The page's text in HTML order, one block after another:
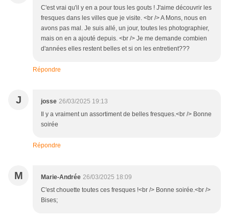
C'est vrai qu'il y en a pour tous les gouts ! J'aime découvrir les
fresques dans les villes que je visite. <br /> A Mons, nous en
avons pas mal. Je suis allé, un jour, toutes les photographier,
mais on en a ajouté depuis. <br /> Je me demande combien
d'années elles restent belles et si on les entretient???
Répondre
J josse 26/03/2025 19:13
Il y a vraiment un assortiment de belles fresques.<br /> Bonne
soirée
Répondre
M Marie-Andrée 26/03/2025 18:09
C'est chouette toutes ces fresques !<br /> Bonne soirée.<br />
Bises;